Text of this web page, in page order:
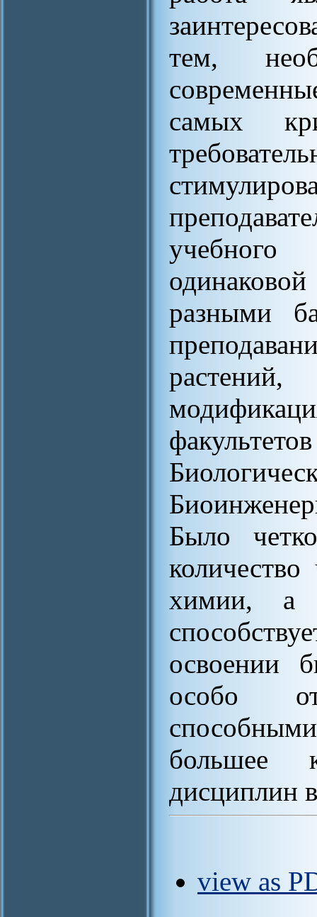
тем,
самых
разными
Было
химии, а
освоении
особо
большее
дисциплин
view as